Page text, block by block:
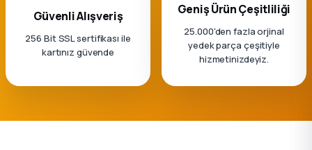
Güvenli Alışveriş
256 Bit SSL sertifikası ile
kartınız güvende
Geniş Ürün Çeşitliliği
25.000'den fazla orjinal
yedek parça çeşitiyle
hizmetinizdeyiz.